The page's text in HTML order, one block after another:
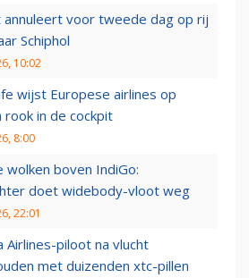
annuleert voor tweede dag op rij
Schiphol
10:02
wijst Europese airlines op
rook in de cockpit
8:00
wolken boven IndiGo:
doet widebody-vloot weg
22:01
Airlines-piloot na vlucht
met duizenden xtc-pillen